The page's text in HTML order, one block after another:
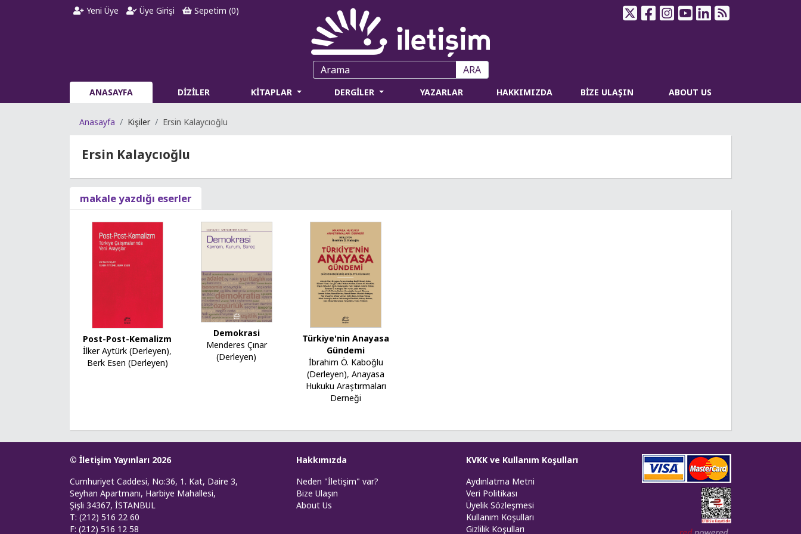
Yeni Üye Üye Girişi Sepetim (0)
ARA
ANASAYFA DİZİLER KİTAPLAR DERGİLER YAZARLAR HAKKIMIZDA BİZE ULAŞIN ABOUT US
Anasayfa Kişiler Ersin Kalaycıoğlu
Ersin Kalaycıoğlu
makale yazdığı eserler
Post-Post-Kemalizm
İlker Aytürk (Derleyen),
Berk Esen (Derleyen)
Demokrasi
Menderes Çınar
(Derleyen)
Türkiye'nin Anayasa
Gündemi
İbrahim Ö. Kaboğlu
(Derleyen),Anayasa
Hukuku Araştırmaları
Derneği
© İletişim Yayınları 2026
Cumhuriyet Caddesi, No:36, 1. Kat, Daire 3,
Seyhan Apartmanı, Harbiye Mahallesi,
Şişli 34367, İSTANBUL
T: (212) 516 22 60
F: (212) 516 12 58
Hakkımızda
Neden "İletişim" var?
Bize Ulaşın
About Us
KVKK ve Kullanım Koşulları
Aydınlatma Metni
Veri Politikası
Üyelik Sözleşmesi
Kullanım Koşulları
Gizlilik Koşulları
Web tasarım: Red Bilişim